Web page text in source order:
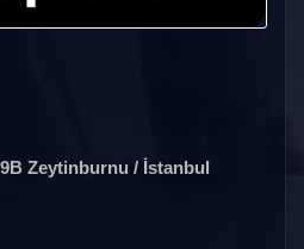
Zeytinburnu / İstanbul